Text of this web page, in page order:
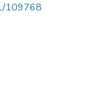
109768